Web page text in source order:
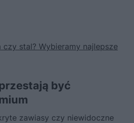
czy stal? Wybieramy najlepsze
być
zawiasy czy niewidoczne